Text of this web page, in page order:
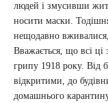
людей і змусивши
носити маски. Тодішня
нещодавно
Вважається, що всі
грипу 1918 року. Від
відкритими, до
домашнього